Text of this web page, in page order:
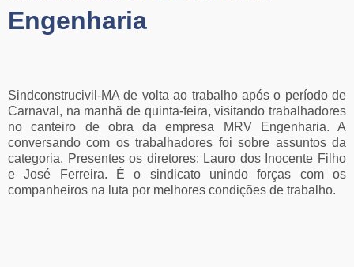
Engenharia
Sindconstrucivil-MA de volta ao trabalho após o período de
Carnaval, na manhã de quinta-feira, visitando trabalhadores
no canteiro de obra da empresa MRV Engenharia. A
conversando com os trabalhadores foi sobre assuntos da
categoria. Presentes os diretores: Lauro dos Inocente Filho
e José Ferreira. É o sindicato unindo forças com os
companheiros na luta por melhores condições de trabalho.